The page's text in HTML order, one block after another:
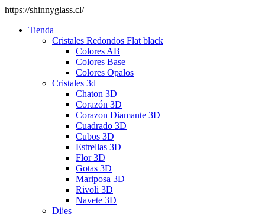
https://shinnyglass.cl/
Tienda
Cristales Redondos Flat black
Colores AB
Colores Base
Colores Opalos
Cristales 3d
Chaton 3D
Corazón 3D
Corazon Diamante 3D
Cuadrado 3D
Cubos 3D
Estrellas 3D
Flor 3D
Gotas 3D
Mariposa 3D
Rivoli 3D
Navete 3D
Dijes